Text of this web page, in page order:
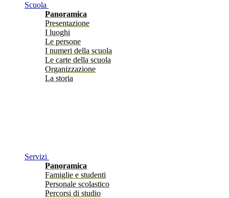
Scuola
Panoramica
Presentazione
I luoghi
Le persone
I numeri della scuola
Le carte della scuola
Organizzazione
La storia
Servizi
Panoramica
Famiglie e studenti
Personale scolastico
Percorsi di studio